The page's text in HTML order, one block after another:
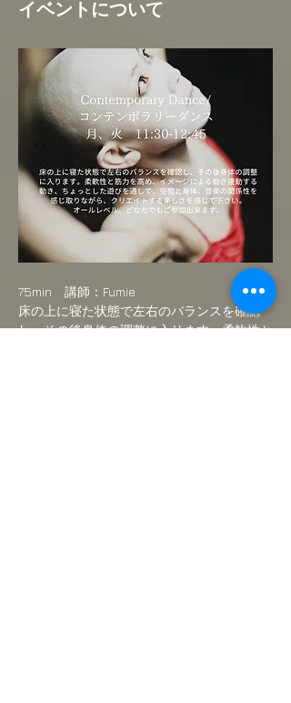
イベントについて
75min　講師：Fumie
床の上に寝た状態で左右のバランスを確認
し、その後身体の調整に入ります。柔軟性と